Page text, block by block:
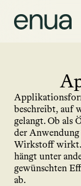
beschreibt, auf
gelangt. Ob als
der
Wirkstoff wirkt.
hängt unter
gewünschten
ab.